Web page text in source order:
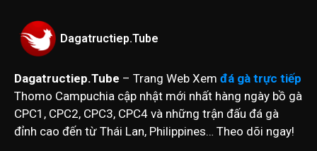
Dagatructiep.Tube
Dagatructiep.Tube – Trang Web Xem đá gà trực tiếp
Thomo Campuchia cập nhật mới nhất hàng ngày bồ gà
CPC1, CPC2, CPC3, CPC4 và những trận đấu đá gà
đỉnh cao đến từ Thái Lan, Philippines… Theo dõi ngay!